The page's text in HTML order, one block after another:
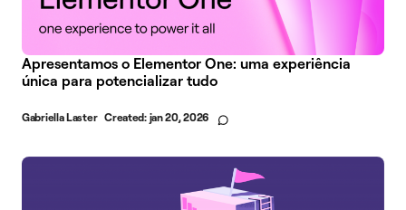
Apresentamos o Elementor One: uma experiência
única para potencializar tudo
Gabriella Laster Created: jan 20, 2026